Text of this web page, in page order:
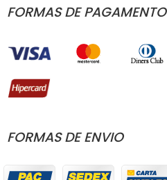
FORMAS DE PAGAMENTO
FORMAS DE ENVIO